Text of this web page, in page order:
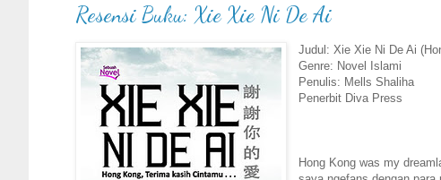
Resensi Buku: Xie Xie Ni De Ai
Judul: Xie Xie Ni De Ai
Genre: Novel Islami
Penulis: Mells Shaliha
Penerbit Diva Press
Hong Kong was my